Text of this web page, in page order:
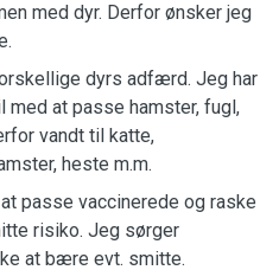
med dyr. Derfor ønsker jeg
dyrs adfærd. Jeg har
med at passe hamster, fugl,
vandt til katte,
heste m.m.
passe vaccinerede og raske
risiko. Jeg sørger
at bære evt. smitte.